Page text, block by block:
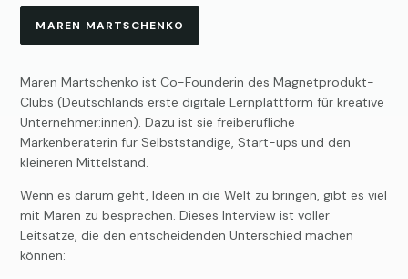
MAREN MARTSCHENKO
Maren Martschenko ist Co-Founderin des Magnetprodukt-
Clubs (Deutschlands erste digitale Lernplattform für kreative
Unternehmer:innen). Dazu ist sie freiberufliche
Markenberaterin für Selbstständige, Start-ups und den
kleineren Mittelstand.
Wenn es darum geht, Ideen in die Welt zu bringen, gibt es viel
mit Maren zu besprechen. Dieses Interview ist voller
Leitsätze, die den entscheidenden Unterschied machen
können: